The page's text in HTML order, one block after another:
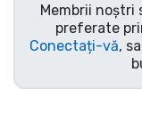
Membrii noștri
preferate
Conectați-vă,